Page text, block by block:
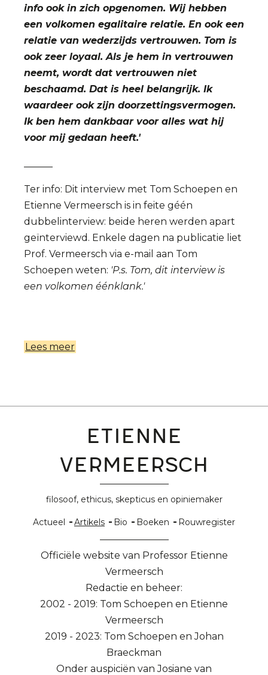
info ook in zich opgenomen. Wij hebben
een volkomen egalitaire relatie. En ook een
relatie van wederzijds vertrouwen. Tom is
ook zeer loyaal. Als je hem in vertrouwen
neemt, wordt dat vertrouwen niet
beschaamd. Dat is heel belangrijk. Ik
waardeer ook zijn doorzettingsvermogen.
Ik ben hem dankbaar voor alles wat hij
voor mij gedaan heeft.'
Ter info: Dit interview met Tom Schoepen en
Etienne Vermeersch is in feite géén
dubbelinterview: beide heren werden apart
geïnterviewd. Enkele dagen na publicatie liet
Prof. Vermeersch via e-mail aan Tom
Schoepen weten: 'P.s. Tom, dit interview is
een volkomen éénklank.'
Lees meer
Tom
Schoepen
mei
2012)
Etienne
Vermeersch
filosoof, ethicus, skepticus en opiniemaker
Hoofdnavigatie
Actueel Artikels Bio Boeken Rouwregister
Officiële website van Professor Etienne
Vermeersch
Redactie en beheer:
2002 - 2019: Tom Schoepen en Etienne
Vermeersch
2019 - 2023: Tom Schoepen en Johan
Braeckman
Onder auspiciën van Josiane van